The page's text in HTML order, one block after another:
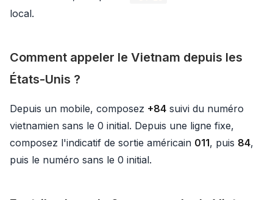
local.
Comment appeler le Vietnam depuis les
États-Unis ?
Depuis un mobile, composez +84 suivi du numéro
vietnamien sans le 0 initial. Depuis une ligne fixe,
composez l'indicatif de sortie américain 011, puis 84,
puis le numéro sans le 0 initial.